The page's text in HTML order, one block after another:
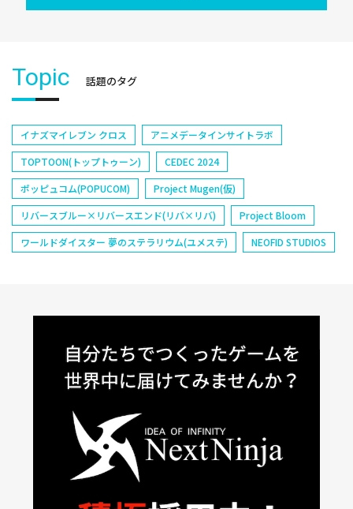
Topic 話題のタグ
イナズマイレブン クロス
アニメデータインサイトラボ
TOPTOON(トップトゥーン)
CEDEC 2024
ポッピュコム(POPUCOM)
Project Mugen(仮)
リバースブルー×リバースエンド(リバ×リバ)
Project Bloom
ワールドダイスター 夢のステラリウム(ユメステ)
NEOFID STUDIOS